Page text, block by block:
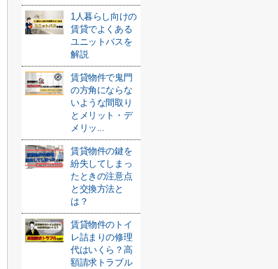
1人暮らし向けの
賃貸でよくある
ユニットバスを
解説
賃貸物件で鬼門
の方角にならな
いような間取り
とメリット・デ
メリッ...
賃貸物件の鍵を
紛失してしまっ
たときの注意点
と交換方法と
は？
賃貸物件のトイ
レ詰まりの修理
代はいくら？高
額請求トラブル